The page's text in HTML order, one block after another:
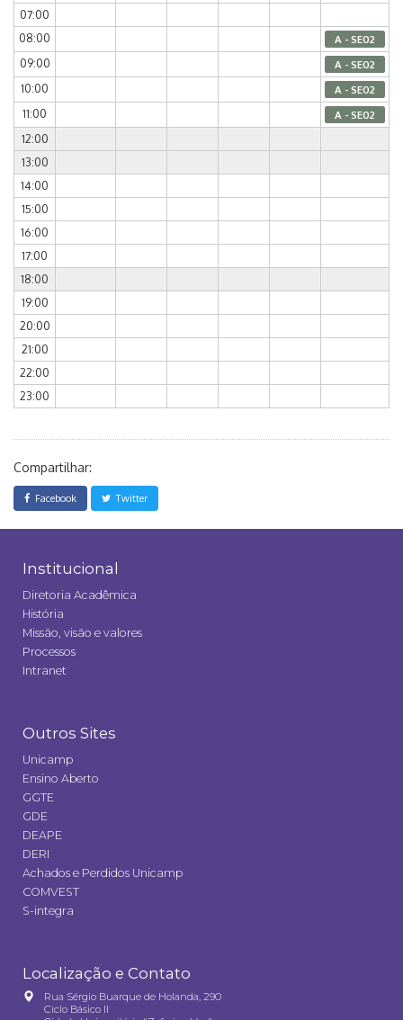
07:00
08:00
A - SE02
09:00 A - SE02
10:00 A - SE02
11:00 A - SE02
12:00
13:00
14:00
15:00
16:00
17:00
18:00
19:00
20:00
21:00
22:00
23:00
Compartilhar:
Facebook Twitter
Institucional
Diretoria Acadêmica
História
Missão, visão e valores
Processos
Intranet
Outros Sites
Unicamp
Ensino Aberto
GGTE
GDE
DEAPE
DERI
Achados e Perdidos Unicamp
COMVEST
S-integra
Localização e Contato
Rua Sérgio Buarque de Holanda, 290
Ciclo Básico II